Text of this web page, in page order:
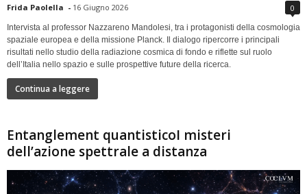
Frida Paolella - 16 Giugno 2026 0
Intervista al professor Nazzareno Mandolesi, tra i protagonisti della cosmologia
spaziale europea e della missione Planck. Il dialogo ripercorre i principali
risultati nello studio della radiazione cosmica di fondo e riflette sul ruolo
dell’Italia nello spazio e sulle prospettive future della ricerca.
Continua a leggere
Entanglement quantisticoI misteri
dell’azione spettrale a distanza